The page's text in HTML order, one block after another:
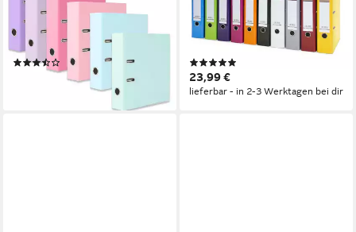
Ordner Pastell Farben
Ringordner, farblich sortiert,
mit Metall Schutzecken, 8 cm
breit
(3)
lieferbar - in 2-3 Werktagen bei dir
Aktenordner / DIN A4 /
75mm breit / 10
verschiedene Farben
23,99 €
lieferbar - in 2-3 Werktagen bei dir